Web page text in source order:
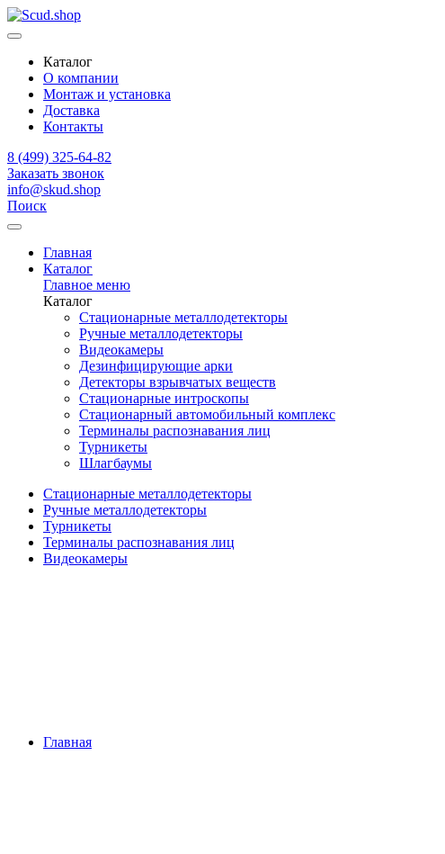
Каталог
О компании
Монтаж и установка
Доставка
Контакты
8 (499) 325-64-82
Заказать звонок
info@skud.shop
Поиск
Главная
Каталог
Главное меню
Каталог
Стационарные металлодетекторы
Ручные металлодетекторы
Видеокамеры
Дезинфицирующие арки
Детекторы взрывчатых веществ
Стационарные интроскопы
Стационарный автомобильный комплекс
Терминалы распознавания лиц
Турникеты
Шлагбаумы
Стационарные металлодетекторы
Ручные металлодетекторы
Турникеты
Терминалы распознавания лиц
Видеокамеры
Главная